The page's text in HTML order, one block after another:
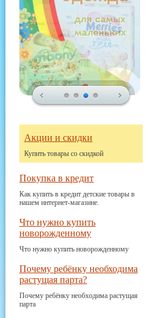
Акции и скидки
Купить товары со скидкой
Покупка в кредит
Как купить в кредит детские товары в
нашем интернет-магазине.
Что нужно купить
новорожденному
Что нужно купить новорожденному
Почему ребёнку необходима
растущая парта?
Почему ребёнку необходима растущая
парта